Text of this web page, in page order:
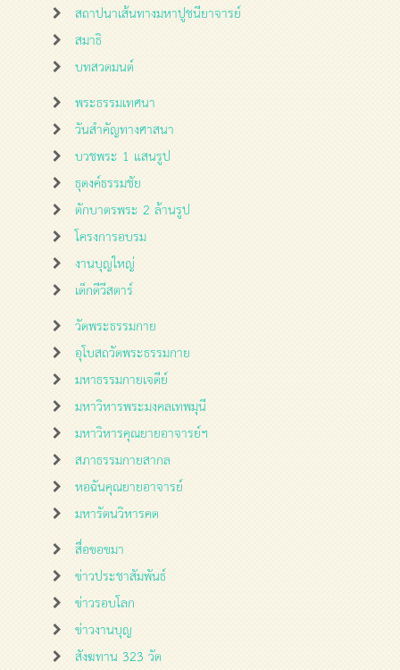
สถาปนาเส้นทางมหาปูชนียาจารย์
สมาธิ
บทสวดมนต์
พระธรรมเทศนา
วันสำคัญทางศาสนา
บวชพระ 1 แสนรูป
ธุดงค์ธรรมชัย
ตักบาตรพระ 2 ล้านรูป
โครงการอบรม
งานบุญใหญ่
เด็กดีวีสตาร์
วัดพระธรรมกาย
อุโบสถวัดพระธรรมกาย
มหาธรรมกายเจดีย์
มหาวิหารพระมงคลเทพมุนี
มหาวิหารคุณยายอาจารย์ฯ
สภาธรรมกายสากล
หอฉันคุณยายอาจารย์
มหารัตนวิหารคด
สื่อขอขมา
ข่าวประชาสัมพันธ์
ข่าวรอบโลก
ข่าวงานบุญ
สังฆทาน 323 วัด